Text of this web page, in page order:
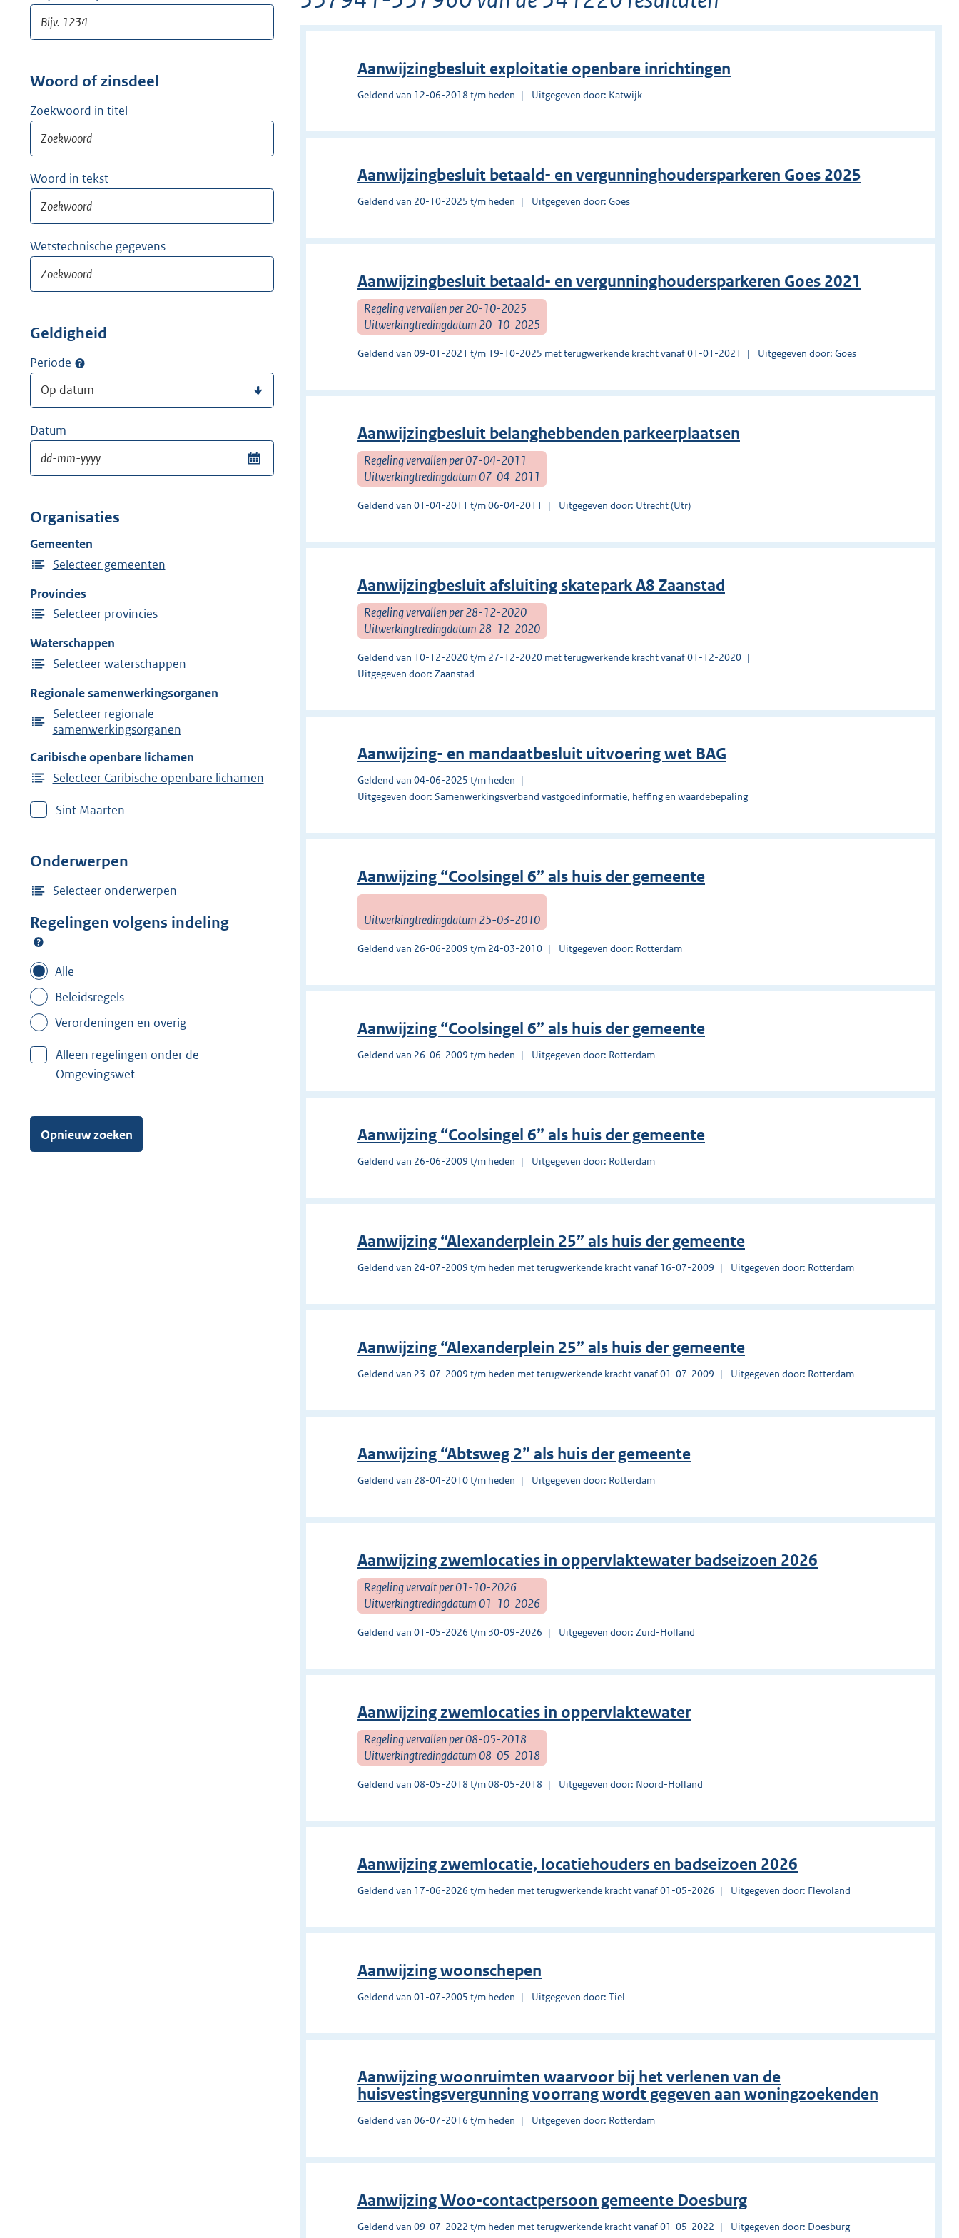
Woord of zinsdeel
Zoekwoord in titel
Woord in tekst
Wetstechnische gegevens
Geldigheid
Periode
Datum
Organisaties
Gemeenten
Selecteer gemeenten
Provincies
Selecteer provincies
Waterschappen
Selecteer waterschappen
Regionale samenwerkingsorganen
Selecteer regionale
samenwerkingsorganen
Caribische openbare lichamen
Selecteer Caribische openbare lichamen
Sint Maarten
Onderwerpen
Selecteer onderwerpen
Regelingen volgens indeling
Alle
Beleidsregels
Verordeningen en overig
Alleen regelingen onder de
Omgevingswet
Opnieuw zoeken
Aanwijzingbesluit exploitatie openbare inrichtingen
Geldend van 12-06-2018 t/m heden Uitgegeven door: Katwijk
Aanwijzingbesluit betaald- en vergunninghoudersparkeren Goes 2025
Geldend van 20-10-2025 t/m heden Uitgegeven door: Goes
Aanwijzingbesluit betaald- en vergunninghoudersparkeren Goes 2021
Regeling vervallen per 20-10-2025
Uitwerkingtredingdatum 20-10-2025
Geldend van 09-01-2021 t/m 19-10-2025 met terugwerkende kracht vanaf 01-01-2021 Uitgegeven door: Goes
Aanwijzingbesluit belanghebbenden parkeerplaatsen
Regeling vervallen per 07-04-2011
Uitwerkingtredingdatum 07-04-2011
Geldend van 01-04-2011 t/m 06-04-2011 Uitgegeven door: Utrecht (Utr)
Aanwijzingbesluit afsluiting skatepark A8 Zaanstad
Regeling vervallen per 28-12-2020
Uitwerkingtredingdatum 28-12-2020
Geldend van 10-12-2020 t/m 27-12-2020 met terugwerkende kracht vanaf 01-12-2020
Uitgegeven door: Zaanstad
Aanwijzing- en mandaatbesluit uitvoering wet BAG
Geldend van 04-06-2025 t/m heden
Uitgegeven door: Samenwerkingsverband vastgoedinformatie, heffing en waardebepaling
Aanwijzing “Coolsingel 6” als huis der gemeente
Uitwerkingtredingdatum 25-03-2010
Geldend van 26-06-2009 t/m 24-03-2010 Uitgegeven door: Rotterdam
Aanwijzing “Coolsingel 6” als huis der gemeente
Geldend van 26-06-2009 t/m heden Uitgegeven door: Rotterdam
Aanwijzing “Coolsingel 6” als huis der gemeente
Geldend van 26-06-2009 t/m heden Uitgegeven door: Rotterdam
Aanwijzing “Alexanderplein 25” als huis der gemeente
Geldend van 24-07-2009 t/m heden met terugwerkende kracht vanaf 16-07-2009 Uitgegeven door: Rotterdam
Aanwijzing “Alexanderplein 25” als huis der gemeente
Geldend van 23-07-2009 t/m heden met terugwerkende kracht vanaf 01-07-2009 Uitgegeven door: Rotterdam
Aanwijzing “Abtsweg 2” als huis der gemeente
Geldend van 28-04-2010 t/m heden Uitgegeven door: Rotterdam
Aanwijzing zwemlocaties in oppervlaktewater badseizoen 2026
Regeling vervalt per 01-10-2026
Uitwerkingtredingdatum 01-10-2026
Geldend van 01-05-2026 t/m 30-09-2026 Uitgegeven door: Zuid-Holland
Aanwijzing zwemlocaties in oppervlaktewater
Regeling vervallen per 08-05-2018
Uitwerkingtredingdatum 08-05-2018
Geldend van 08-05-2018 t/m 08-05-2018 Uitgegeven door: Noord-Holland
Aanwijzing zwemlocatie, locatiehouders en badseizoen 2026
Geldend van 17-06-2026 t/m heden met terugwerkende kracht vanaf 01-05-2026 Uitgegeven door: Flevoland
Aanwijzing woonschepen
Geldend van 01-07-2005 t/m heden Uitgegeven door: Tiel
Aanwijzing woonruimten waarvoor bij het verlenen van de
huisvestingsvergunning voorrang wordt gegeven aan woningzoekenden
Geldend van 06-07-2016 t/m heden Uitgegeven door: Rotterdam
Aanwijzing Woo-contactpersoon gemeente Doesburg
Geldend van 09-07-2022 t/m heden met terugwerkende kracht vanaf 01-05-2022 Uitgegeven door: Doesburg